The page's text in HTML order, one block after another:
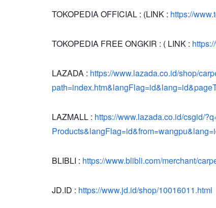
TOKOPEDIA OFFICIAL : (LINK : https://
TOKOPEDIA FREE ONGKIR : ( LINK :
LAZADA : https://www.lazada.co.id/shop/
LAZMALL : https://www.lazada.co.id/csgid/
BLIBLI : https://www.blibli.com/merchant/
JD.ID : https://www.jd.id/shop/10016011.html